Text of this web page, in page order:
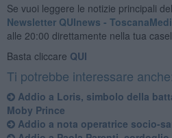
Se vuoi leggere le notizie principali
Newsletter QUInews -
alle 20:00 direttamente nella tua
Basta cliccare QUI
Ti potrebbe interessare anche:
Addio a Loris, simbolo della
Moby Prince
Addio a nota operatrice socio-